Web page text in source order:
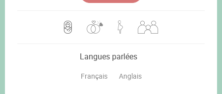
Langues parlées
Français Anglais